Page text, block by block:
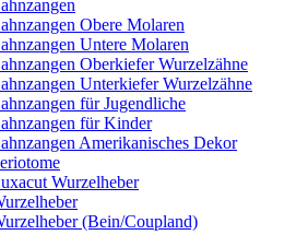
Obere Molaren
Untere Molaren
Oberkiefer Wurzelzähne
Unterkiefer Wurzelzähne
für Jugendliche
für Kinder
Amerikanisches Dekor
Wurzelheber
(Bein/Coupland)